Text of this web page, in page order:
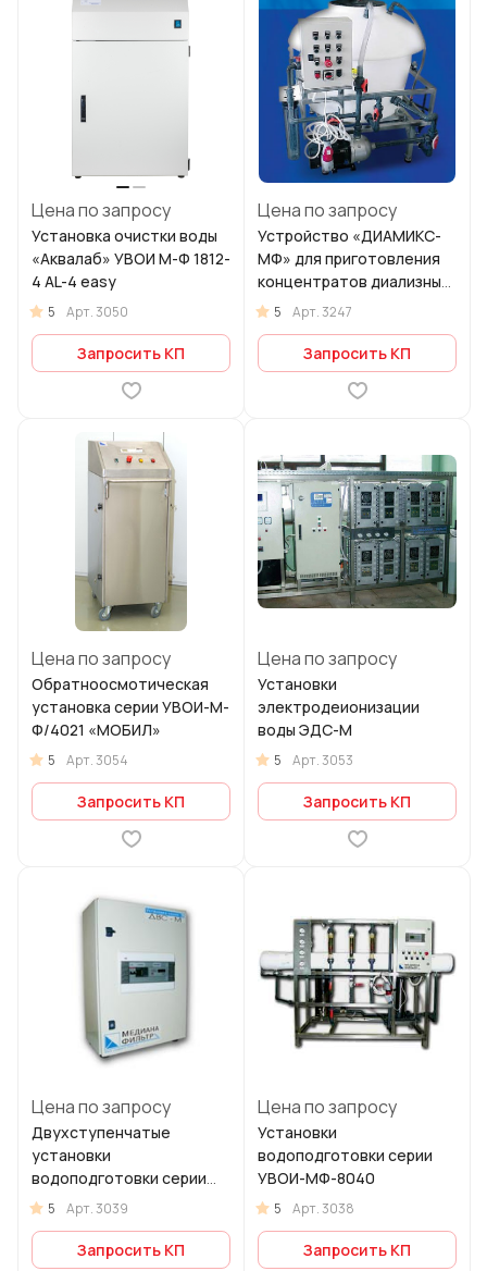
Цена по запросу
Установка очистки воды
«Аквалаб» УВОИ М-Ф 1812-
4 AL-4 easy
5 Арт.3050
Запросить КП
Цена по запросу
Устройство «ДИАМИКС-
МФ» для приготовления
концентратов диализных
растворов методом
струйного
перемешивания
5 Арт.3247
Запросить КП
Цена по запросу
Обратноосмотическая
установка серии УВОИ-М-
Ф/4021 «МОБИЛ»
5 Арт.3054
Запросить КП
Цена по запросу
Установки
электродеионизации
воды ЭДС-М
5 Арт.3053
Запросить КП
Цена по запросу
Двухступенчатые
установки
водоподготовки серии
УВОИ–МФ-1812 с двумя
повышающими насосами
5 Арт.3039
Запросить КП
Цена по запросу
Установки
водоподготовки серии
УВОИ-МФ-8040
5 Арт.3038
Запросить КП